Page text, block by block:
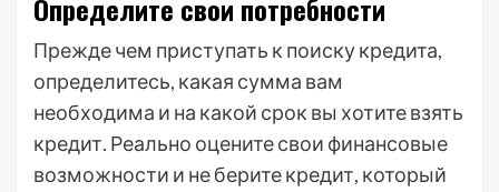
Определите свои потребности
Прежде чем приступать к поиску кредита,
определитесь, какая сумма вам
необходима и на какой срок вы хотите взять
кредит. Реально оцените свои финансовые
возможности и не берите кредит, который